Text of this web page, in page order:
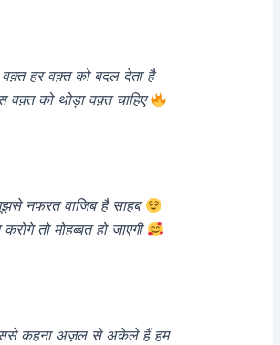
वक़्त हर वक़्त को बदल देता है
वक़्त को थोड़ा वक़्त चाहिए
नफरत वाजिब है साहब
करोगे तो मोहब्बत हो जाएगी
कहना अज़ल से अकेले हैं हम